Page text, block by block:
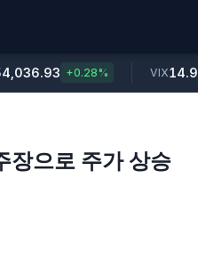
+0.28% VIX14.9
장으로 주가 상승